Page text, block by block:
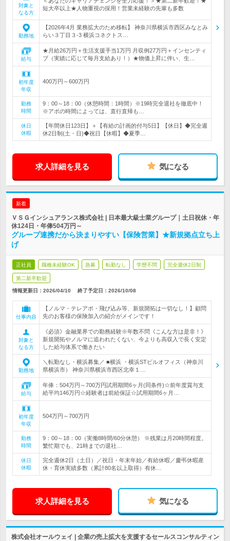
対象と
なる方
短大卒以上★人物重視の採用！営業未経験の先輩も多数
勤務地
【2026年4月 業務拡大のため移転】 神奈川県横浜市西区みなとみ
らい３丁目３-3 横浜コネクトス…
給与
★月給26万円＋生活支援手当1万円 月収例27万円＋インセンティ
ブ（実績に応じて毎月支給あり！）★物価上昇に伴い、生…
初年度
年収
400万円～600万円
勤務
時間
9：00～18：00（休憩時間：1時間）※19時完全退社を徹底中！
※アポの時間によっては、直行直帰も…
休日
休暇
【年間休日123日】＋【有給の計画的付与5日】【休日】◆完全週
休2日制(土・日)◆祝日【休暇】◆夏季…
求人詳細を見る 気になる
新着
ＶＳＧインシュアランス株式会社 | 日本最大級士業グループ｜土日祝休・年
休124日・年俸504万円～
グループ連携だから決まりやすい【保険営業】★新規拠点立ち上
げ
正社員 職種未経験OK 急募 転勤なし 学歴不問 完全週休2日制
第二新卒歓迎
情報更新日：2026/04/10 終了予定日： 2026/10/08
仕事内容
【ノルマ・テレアポ・飛び込み等、新規開拓は一切なし！】顧問
先のお客様の保険加入の紹介がメインです！
対象と
なる方
《必須》金融業界での勤務経験※年数不問《こんな方は是非！》
新規開拓やノルマに追われたくない、今よりも高収入で長く安定
した給与体系で働きたい
勤務地
＼転勤なし・横浜募集／ ■横浜 ・横浜STビルオフィス（神奈川
県横浜市） 神奈川県横浜市西区北幸１…
給与
年俸：504万円～700万円試用期間6ヶ月(同条件)☆前年度賞与支
給平均146万円☆経験者は前給保証☆試用期間6ヶ月…
初年度
年収
504万円～700万円
勤務
時間
9：00～18：00（実働8時間/60分休憩） ※残業は月20時間程度。
繁忙期でも、21時までの退社…
休日
休暇
完全週休2日（土日）／祝日・年末年始／有給休暇／慶弔休暇産
休・育休実績多数（累計80名以上取得）有休…
求人詳細を見る 気になる
株式会社オールウェイ | 企業の売上拡大を支援するセールスコンサルティン